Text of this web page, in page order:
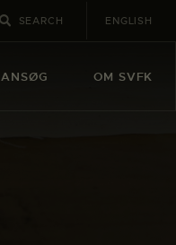
ENGLISH
ANSØG OM SVFK